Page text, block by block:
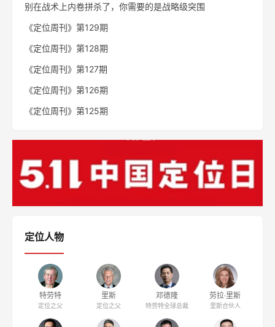
别在战术上内卷拼杀了，你需要的是战略级突围
《定位周刊》第129期
《定位周刊》第128期
《定位周刊》第127期
《定位周刊》第126期
《定位周刊》第125期
定位人物
特劳特
定位之父
里斯
定位之父
邓德隆
特劳特全球总裁
劳拉·里斯
里斯合伙人